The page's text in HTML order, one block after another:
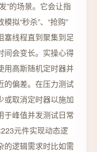
”的场景。它会让指
拟“秒杀”、“抢购”
塞线程直到聚集到足
间会变长。实操心得
用高斯随机定时器并
的偏差。在压力测试
或取消定时器以施加
于峰值并发测试日常
元件实现动态逻
的逻辑需求时比如需